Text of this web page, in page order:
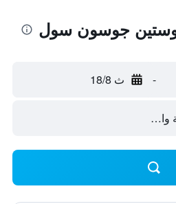
جوسون سول
- ث 18/8